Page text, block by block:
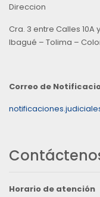
Direccion
Cra. 3 entre Calles 10A y
Ibagué – Tolima –
Correo de
Horario de atención